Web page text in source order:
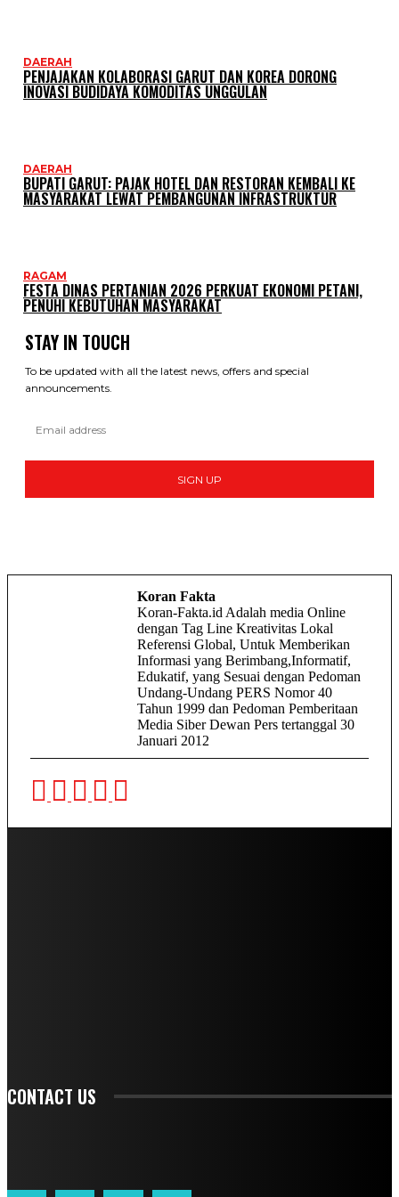
DAERAH
PENJAJAKAN KOLABORASI GARUT DAN KOREA DORONG
INOVASI BUDIDAYA KOMODITAS UNGGULAN
DAERAH
BUPATI GARUT: PAJAK HOTEL DAN RESTORAN KEMBALI KE
MASYARAKAT LEWAT PEMBANGUNAN INFRASTRUKTUR
RAGAM
FESTA DINAS PERTANIAN 2026 PERKUAT EKONOMI PETANI,
PENUHI KEBUTUHAN MASYARAKAT
STAY IN TOUCH
To be updated with all the latest news, offers and special
announcements.
SIGN UP
Koran Fakta
Koran-Fakta.id Adalah media Online
dengan Tag Line Kreativitas Lokal
Referensi Global, Untuk Memberikan
Informasi yang Berimbang,Informatif,
Edukatif, yang Sesuai dengan Pedoman
Undang-Undang PERS Nomor 40
Tahun 1999 dan Pedoman Pemberitaan
Media Siber Dewan Pers tertanggal 30
Januari 2012
CONTACT US